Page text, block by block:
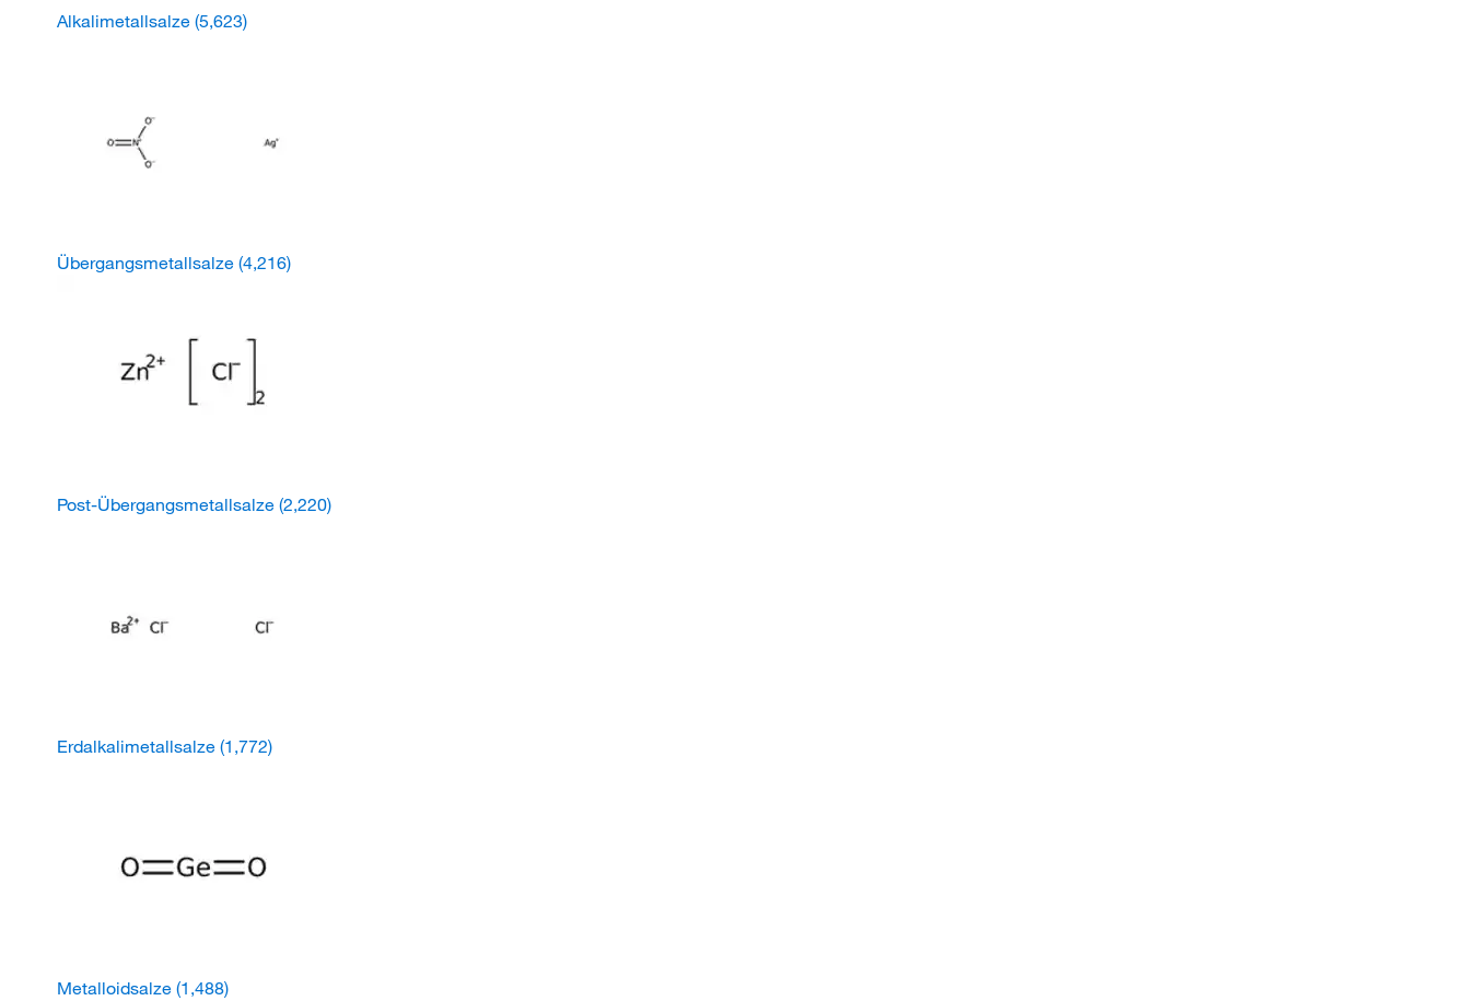
Alkalimetallsalze (5,623)
Übergangsmetallsalze (4,216)
Post-Übergangsmetallsalze (2,220)
Erdalkalimetallsalze (1,772)
Metalloidsalze (1,488)